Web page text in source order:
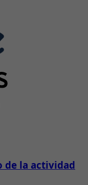
de la actividad